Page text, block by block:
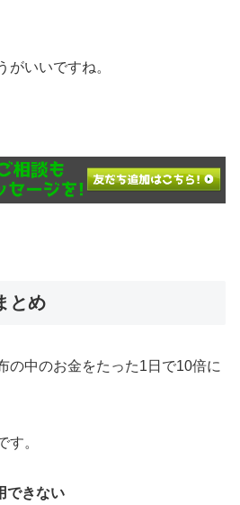
がいいですね。
とめ
の中のお金をたった1日で10倍に
す。
できない